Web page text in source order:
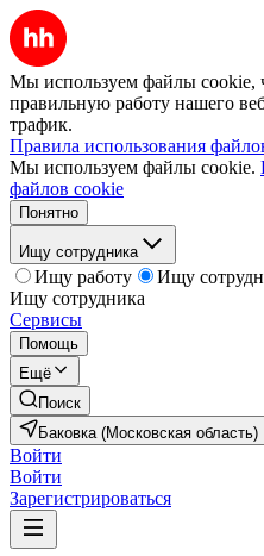
Мы используем файлы cookie,
правильную работу нашего
трафик.
Правила использования
Мы используем файлы cookie.
файлов cookie
Понятно
Ищу сотрудника
Ищу работу
Ищу
Ищу сотрудника
Сервисы
Помощь
Ещё
Поиск
Баковка (Московская область)
Войти
Войти
Зарегистрироваться